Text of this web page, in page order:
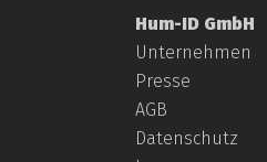
Hum-ID GmbH
Unternehmen
Presse
AGB
Datenschutz